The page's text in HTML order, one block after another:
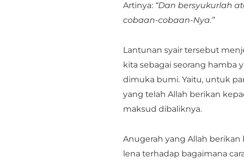
Artinya: “Dan bersyukurlah
cobaan-cobaan-Nya.”
Lantunan syair tersebut
kita sebagai seorang hamba
dimuka bumi. Yaitu, untuk
yang telah Allah berikan
maksud dibaliknya.
Anugerah yang Allah
lena terhadap bagaimana